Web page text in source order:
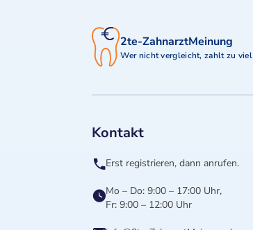
2te-ZahnarztMeinung
Wer nicht vergleicht, zahlt zu viel
Kontakt
Erst registrieren, dann anrufen.
Mo – Do: 9:00 – 17:00 Uhr,
Fr: 9:00 – 12:00 Uhr